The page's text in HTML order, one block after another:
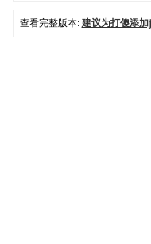
查看完整版本: 建议为打傻添